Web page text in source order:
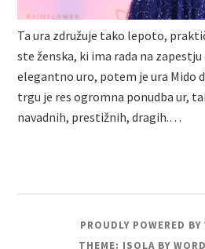
Ta ura združuje tako lepoto,
ste ženska, ki ima rada na
elegantno uro, potem je ura Mido
trgu je res ogromna ponudba ur,
navadnih, prestižnih, dragih.…
PROUDLY POWERED BY
THEME: ISOLA BY